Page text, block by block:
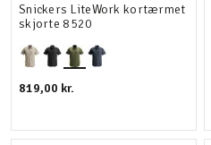
Snickers LiteWork kortærmet
skjorte 8520
819,00 kr.